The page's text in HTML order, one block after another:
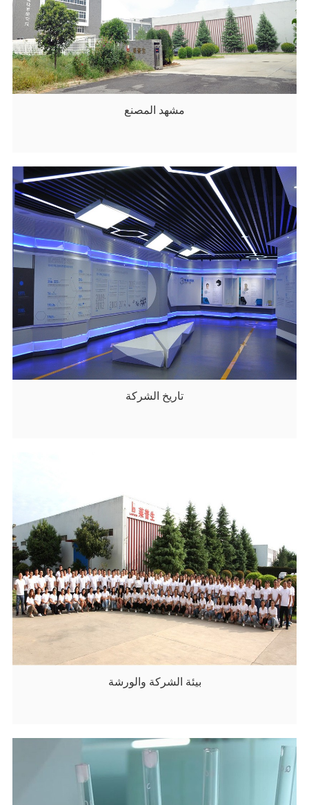
مشهد المصنع
تاريخ الشركة
بيئة الشركة والورشة